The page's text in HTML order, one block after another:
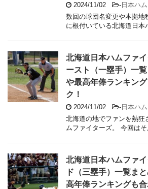
2024/11/02 -日本ハム
数回の球団名変更や本拠地
に根付いている北海道日本
北海道日本ハムファ
ースト（一塁手）一
や最高年俸ランキン
ク！
2024/11/02 -日本ハム
北海道の地でファンを熱狂
ムファイターズ。 今回はそ
北海道日本ハムファ
ド（三塁手）一覧ま
高年俸ランキングも